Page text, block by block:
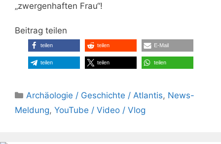
„zwergenhaften Frau“!
Beitrag teilen
teilen teilen E-Mail
teilen teilen teilen
Kategorien
Archäologie / Geschichte / Atlantis, News-
Meldung, YouTube / Video / Vlog